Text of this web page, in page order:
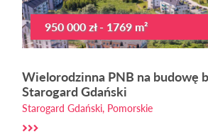
950 000 zł - 1769 m²
Wielorodzinna PNB na budowę
Starogard Gdański
Starogard Gdański, Pomorskie